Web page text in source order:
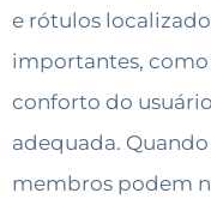
e rótulos
importantes,
conforto do
adequada.
membros podem